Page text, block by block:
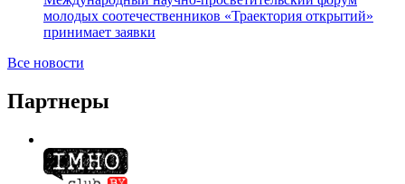
молодых соотечественников «Траектория открытий»
принимает заявки
Все новости
Партнеры